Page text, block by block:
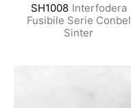
SH1008 Interfodera
Fusibile Serie Conbel
Sinter